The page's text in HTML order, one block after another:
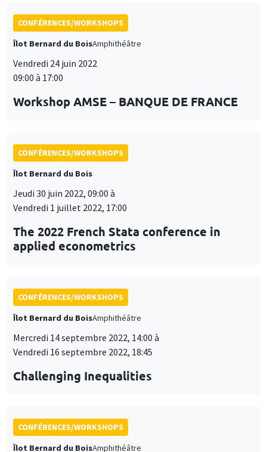
CONFÉRENCES/WORKSHOPS
Îlot Bernard du BoisAmphithéâtre
Vendredi 24 juin 2022
09:00 à 17:00
Workshop AMSE – BANQUE DE FRANCE
CONFÉRENCES/WORKSHOPS
Îlot Bernard du Bois
Jeudi 30 juin 2022, 09:00 à
Vendredi 1 juillet 2022, 17:00
The 2022 French Stata conference in
applied econometrics
CONFÉRENCES/WORKSHOPS
Îlot Bernard du BoisAmphithéâtre
Mercredi 14 septembre 2022, 14:00 à
Vendredi 16 septembre 2022, 18:45
Challenging Inequalities
CONFÉRENCES/WORKSHOPS
Îlot Bernard du BoisAmphithéâtre